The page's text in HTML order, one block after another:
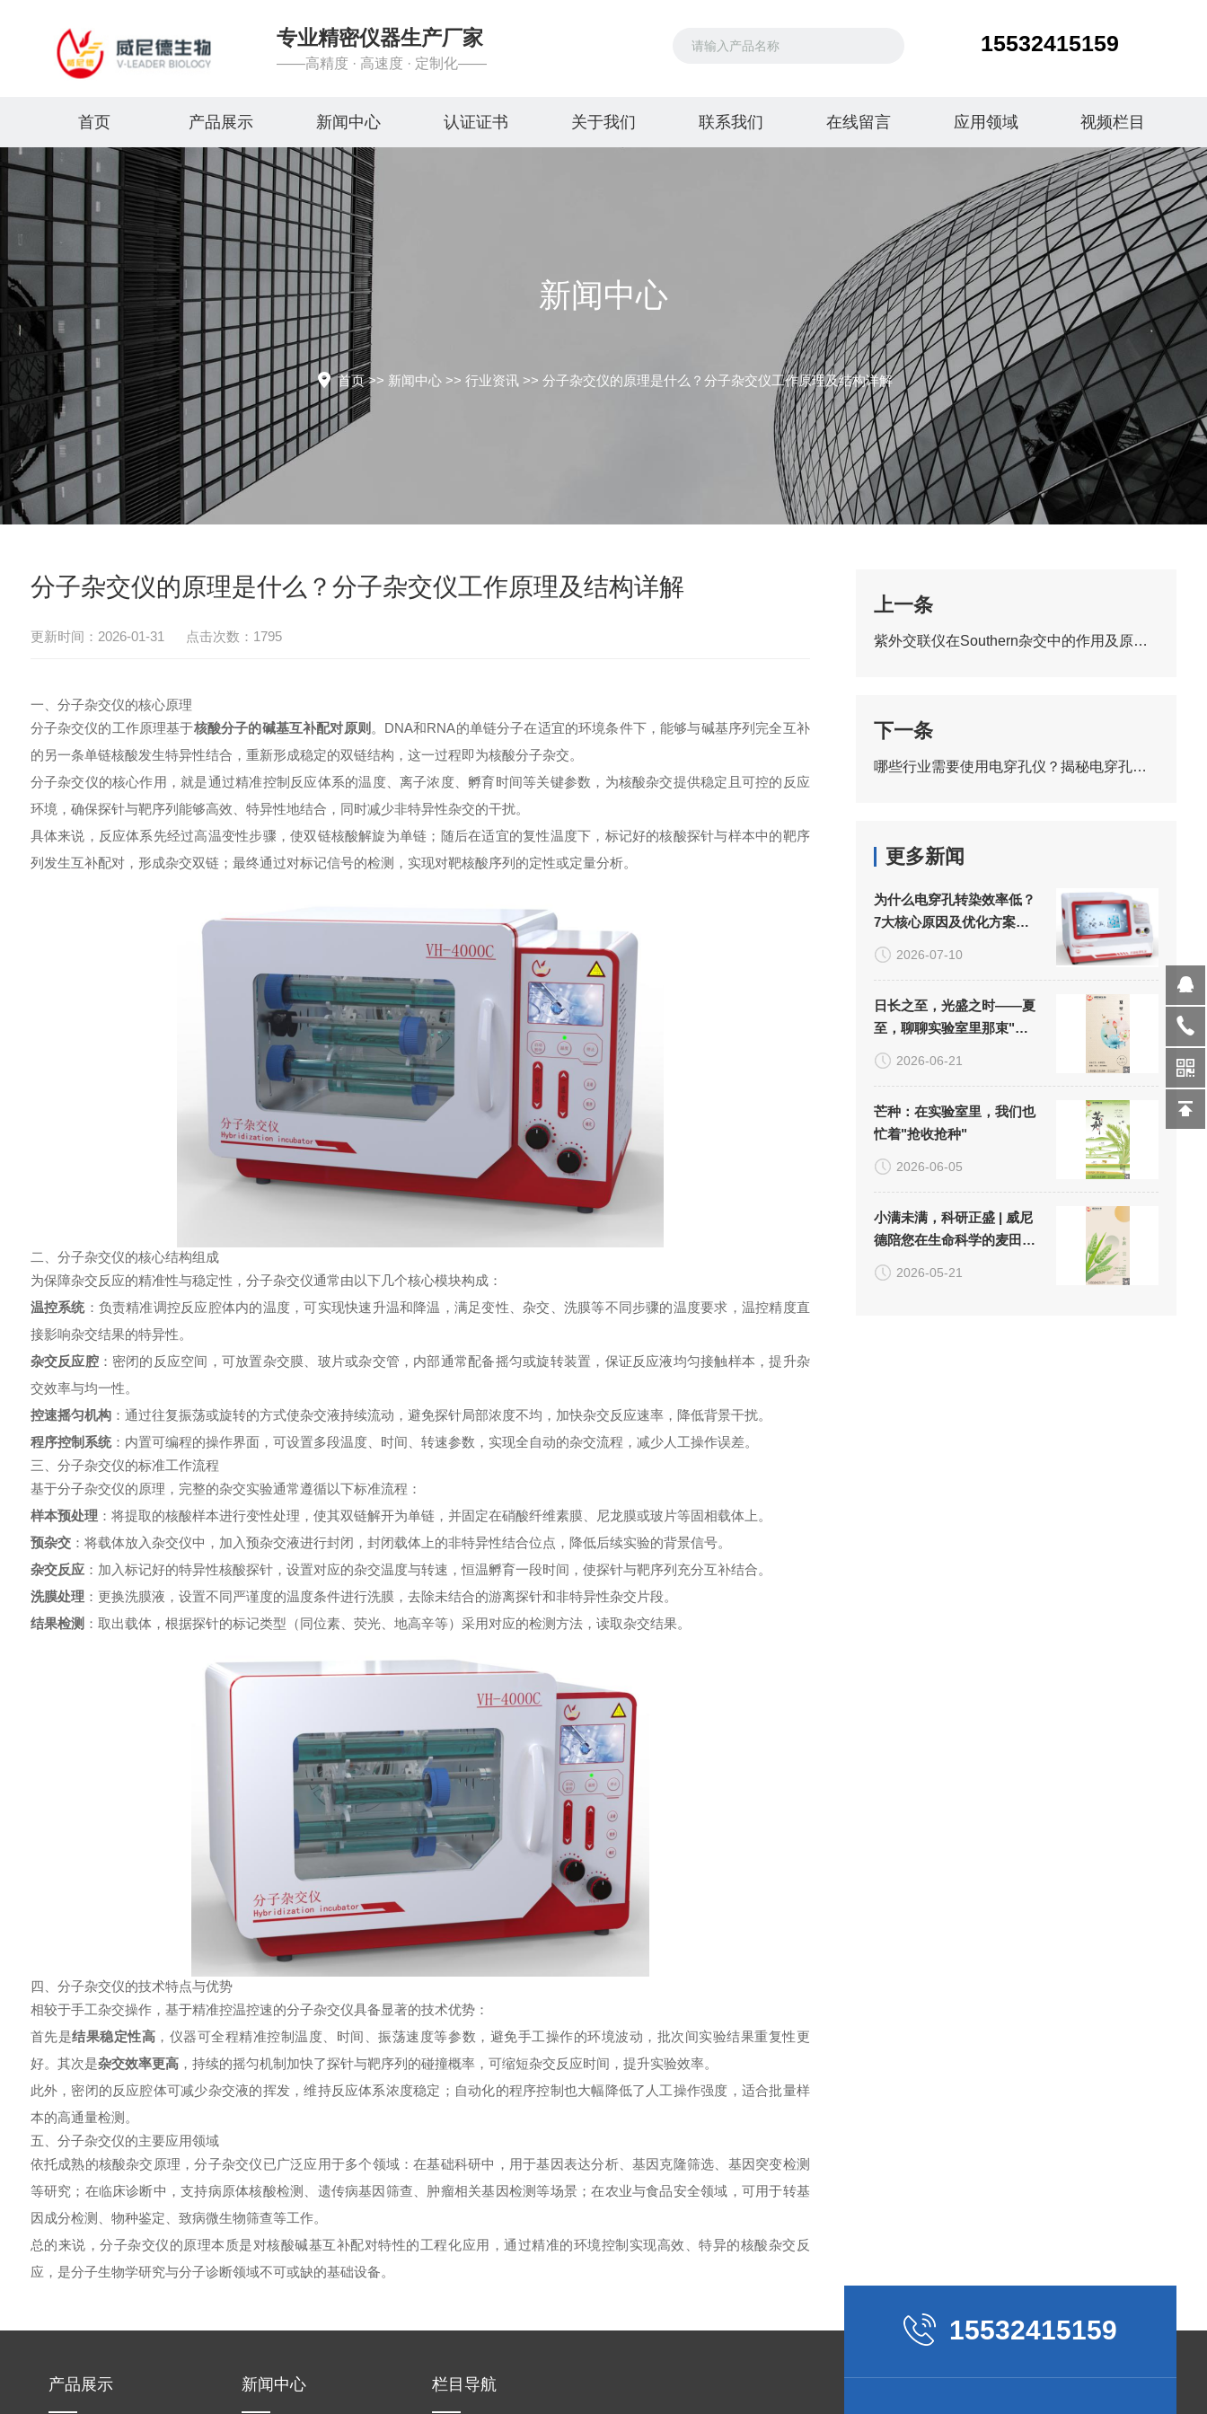
专业精密仪器生产厂家
——高精度 · 高速度 · 定制化——
15532415159
首页 产品展示 新闻中心 认证证书 关于我们 联系我们 在线留言 应用领域 视频栏目
新闻中心
首页>> 新闻中心>> 行业资讯>> 分子杂交仪的原理是什么？分子杂交仪工作原理及结构详解
分子杂交仪的原理是什么？分子杂交仪工作原理及结构详解
更新时间：2026-01-31 点击次数：1795
一、分子杂交仪的核心原理
分子杂交仪的工作原理基于核酸分子的碱基互补配对原则 。DNA和RNA的单链分子在适宜的环境条件下，能够与碱基序列完全互补
的另一条单链核酸发生特异性结合，重新形成稳定的双链结构，这一过程即为核酸分子杂交。
分子杂交仪的核心作用，就是通过精准控制反应体系的温度、离子浓度、孵育时间等关键参数，为核酸杂交提供稳定且可控的反应
环境，确保探针与靶序列能够高效、特异性地结合，同时减少非特异性杂交的干扰。
具体来说，反应体系先经过高温变性步骤，使双链核酸解旋为单链；随后在适宜的复性温度下，标记好的核酸探针与样本中的靶序
列发生互补配对，形成杂交双链；最终通过对标记信号的检测，实现对靶核酸序列的定性或定量分析。
二、分子杂交仪的核心结构组成
为保障杂交反应的精准性与稳定性， 分子杂交仪通常由以下几个核心模块构成：
温控系统：负责精准调控反应腔体内的温度，可实现快速升温和降温，满足变性、杂交、洗膜等不同步骤的温度要求，温控精度直
接影响杂交结果的特异性。
杂交反应腔：密闭的反应空间，可放置杂交膜、玻片或杂交管，内部通常配备摇匀或旋转装置，保证反应液均匀接触样本，提升杂
交效率与均一性。
控速摇匀机构：通过往复振荡或旋转的方式使杂交液持续流动，避免探针局部浓度不均，加快杂交反应速率，降低背景干扰。
程序控制系统：内置可编程的操作界面，可设置多段温度、时间、转速参数，实现全自动的杂交流程，减少人工操作误差。
三、分子杂交仪的标准工作流程
基于分子杂交仪的原理，完整的杂交实验通常遵循以下标准流程：
样本预处理 ：将提取的核酸样本进行变性处理，使其双链解开为单链，并固定在硝酸纤维素膜、尼龙膜或玻片等固相载体上。
预杂交：将载体放入杂交仪中，加入预杂交液进行封闭，封闭载体上的非特异性结合位点，降低后续实验的背景信号。
杂交反应：加入标记好的特异性核酸探针，设置对应的杂交温度与转速，恒温孵育一段时间，使探针与靶序列充分互补结合。
洗膜处理 ：更换洗膜液，设置不同严谨度的温度条件进行洗膜，去除未结合的游离探针和非特异性杂交片段。
结果检测 ：取出载体，根据探针的标记类型（同位素、荧光、地高辛等）采用对应的检测方法，读取杂交结果。
四、分子杂交仪的技术特点与优势
相较于手工杂交操作，基于精准控温控速的分子杂交仪具备显著的技术优势：
首先是结果稳定性高 ，仪器可全程精准控制温度、时间、振荡速度等参数，避免手工操作的环境波动，批次间实验结果重复性更
好。其次是杂交效率更高，持续的摇匀机制加快了探针与靶序列的碰撞概率，可缩短杂交反应时间，提升实验效率。
此外，密闭的反应腔体可减少杂交液的挥发，维持反应体系浓度稳定；自动化的程序控制也大幅降低了人工操作强度，适合批量样
本的高通量检测。
五、分子杂交仪的主要应用领域
依托成熟的核酸杂交原理，分子杂交仪已广泛应用于多个领域：在基础科研中，用于基因表达分析、基因克隆筛选、基因突变检测
等研究；在临床诊断中，支持病原体核酸检测、遗传病基因筛查、肿瘤相关基因检测等场景；在农业与食品安全领域，可用于转基
因成分检测、物种鉴定、致病微生物筛查等工作。
总的来说，分子杂交仪的原理本质是对核酸碱基互补配对特性的工程化应用，通过精准的环境控制实现高效、特异的核酸杂交反
应，是分子生物学研究与分子诊断领域不可或缺的基础设备。
上一条
紫外交联仪在Southern杂交中的作用及原理_操作步骤与参数指南
下一条
哪些行业需要使用电穿孔仪？揭秘电穿孔仪的广泛应用领域
更多新闻
为什么电穿孔转染效率低？
7大核心原因及优化方案详
解
2026-07-10
日长之至，光盛之时——夏
至，聊聊实验室里那束"看
不见的光"
2026-06-21
芒种：在实验室里，我们也
忙着"抢收抢种"
2026-06-05
小满未满，科研正盛 | 威尼
德陪您在生命科学的麦田
里，收获实验的"小小圆满"
2026-05-21
产品展示 新闻中心 栏目导航
15532415159